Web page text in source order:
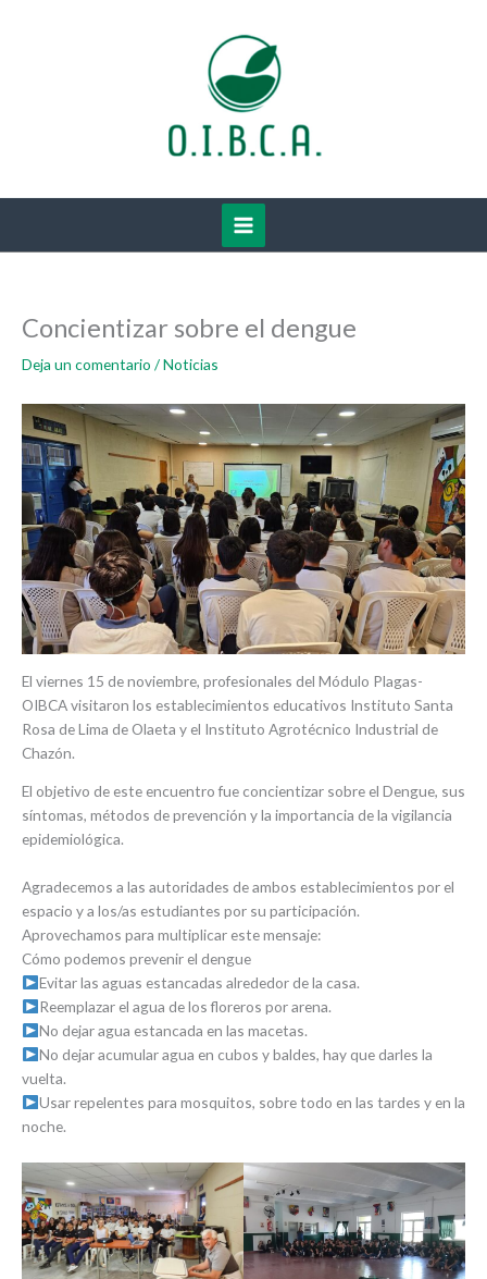
Concientizar sobre el dengue
Deja un comentario /Noticias
El viernes 15 de noviembre, profesionales del Módulo Plagas-
OIBCA visitaron los establecimientos educativos Instituto Santa
Rosa de Lima de Olaeta y el Instituto Agrotécnico Industrial de
Chazón.
El objetivo de este encuentro fue concientizar sobre el Dengue, sus
síntomas, métodos de prevención y la importancia de la vigilancia
epidemiológica.
Agradecemos a las autoridades de ambos establecimientos por el
espacio y a los/as estudiantes por su participación.
Aprovechamos para multiplicar este mensaje:
Cómo podemos prevenir el dengue
Evitar las aguas estancadas alrededor de la casa.
Reemplazar el agua de los floreros por arena.
No dejar agua estancada en las macetas.
No dejar acumular agua en cubos y baldes, hay que darles la
vuelta.
Usar repelentes para mosquitos, sobre todo en las tardes y en la
noche.